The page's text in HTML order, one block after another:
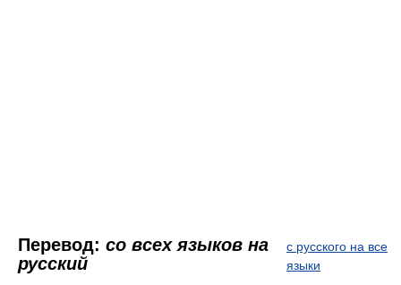
Перевод: со всех языков на
русский
с русского на все
языки